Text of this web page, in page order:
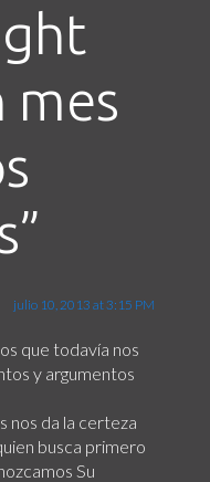
mes
”
julio 10, 2013 at 3:15 PM
que todavía nos
y argumentos
nos da la certeza
busca primero
Su